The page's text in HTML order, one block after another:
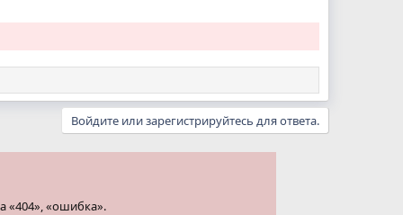
Войдите или зарегистрируйтесь для ответа.
«404», «ошибка».